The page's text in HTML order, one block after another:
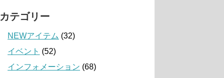
カテゴリー
NEWアイテム (32)
イベント (52)
インフォメーション (68)